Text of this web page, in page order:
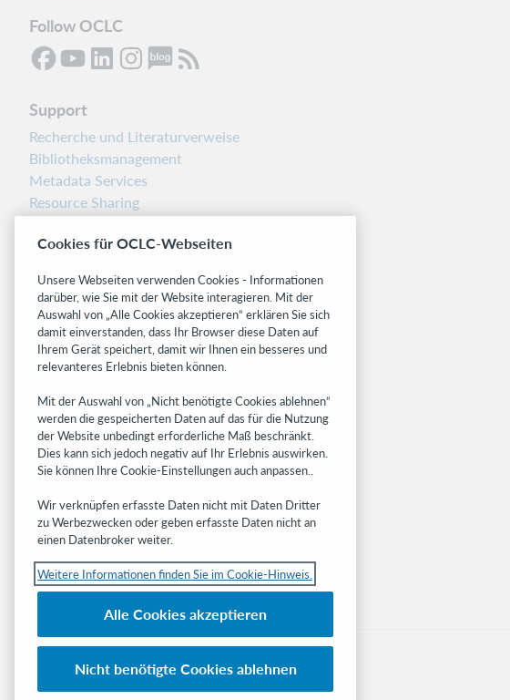
Follow OCLC
Support
Recherche und Literaturverweise
Bibliotheksmanagement
Metadata Services
Resource Sharing
Freigabemitteilungen
Related sites
OCLC.org
BibFormats
Research
WebJunction
Developer Network
Get the latest product updates, research,
events, and much more—right to your inbox.
Subscribe now
Cookies für OCLC-Webseiten
Unsere Webseiten verwenden Cookies - Informationen
darüber, wie Sie mit der Website interagieren. Mit der
Auswahl von „Alle Cookies akzeptieren“ erklären Sie sich
damit einverstanden, dass Ihr Browser diese Daten auf
Ihrem Gerät speichert, damit wir Ihnen ein besseres und
relevanteres Erlebnis bieten können.
Mit der Auswahl von „Nicht benötigte Cookies ablehnen“
werden die gespeicherten Daten auf das für die Nutzung
der Website unbedingt erforderliche Maß beschränkt.
Dies kann sich jedoch negativ auf Ihr Erlebnis auswirken.
Sie können Ihre Cookie-Einstellungen auch anpassen..
Wir verknüpfen erfasste Daten nicht mit Daten Dritter
zu Werbezwecken oder geben erfasste Daten nicht an
einen Datenbroker weiter.
Weitere Informationen finden Sie im Cookie-Hinweis.
Alle Cookies akzeptieren
Nicht benötigte Cookies ablehnen